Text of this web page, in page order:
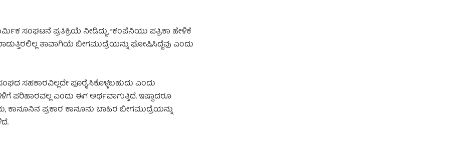
ಸಂಘಟನೆ ಪ್ರತಿಕ್ರಿಯೆ ನೀಡಿದ್ದು, “ಕಂಪೆನಿಯು ಪತ್ರಿಕಾ ಹೇಳಿಕೆ
ತಾವಾಗಿಯೆ ಬೀಗಮುದ್ರೆಯನ್ನು ಘೋಷಿಸಿದ್ದೆವು ಎಂದು
ಸಹಕಾರವಿಲ್ಲದೇ ಪೂರೈಸಿಕೊಳ್ಳಬಹುದು ಎಂದು
ಪರಿಹಾರವಲ್ಲ ಎಂದು ಈಗ ಅರ್ಥವಾಗುತ್ತಿದೆ. ಇಷ್ಟಾದರೂ
ಕಾನೂನಿನ ಪ್ರಕಾರ ಕಾನೂನು ಬಾಹಿರ ಬೀಗಮುದ್ರೆಯನ್ನು